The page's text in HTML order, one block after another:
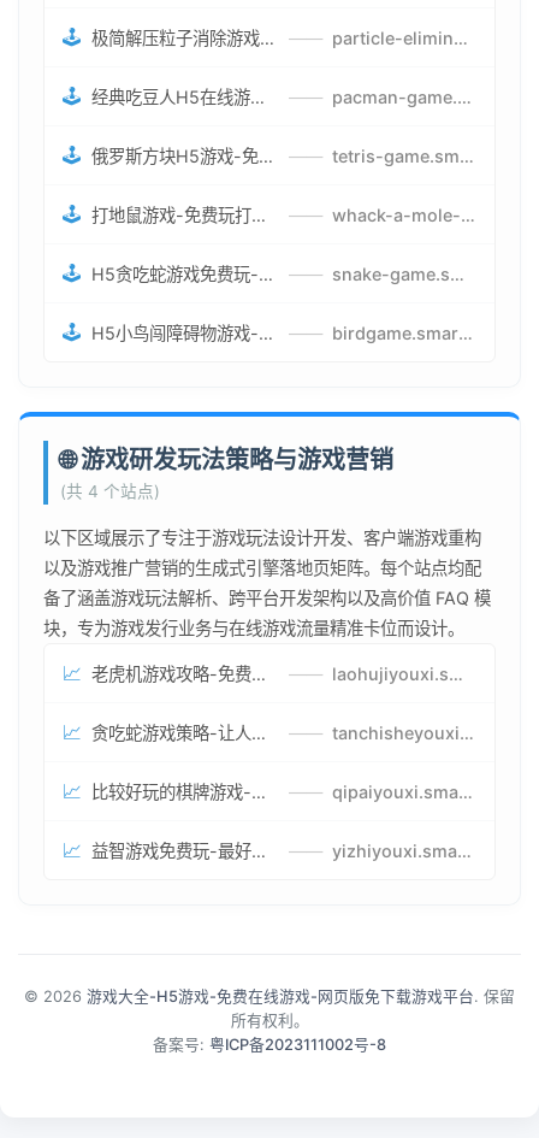
🕹️ 极简解压粒子消除游戏-免费H5粒子消除在线游戏 —— particle-elimination-game.smartwatchmanufacturer.cn
🕹️ 经典吃豆人H5在线游戏-5关挑战BOSS机枪决战版吃豆人怪兽游戏 —— pacman-game.smartwatchmanufacturer.cn
🕹️ 俄罗斯方块H5游戏-免费获取俄罗斯方块攻略-俄罗斯方块怪兽游戏策略 —— tetris-game.smartwatchmanufacturer.cn
🕹️ 打地鼠游戏-免费玩打地鼠H5网页游戏-打地鼠游戏官网 —— whack-a-mole-game.smartwatchmanufacturer.cn
🕹️ H5贪吃蛇游戏免费玩-最好的网页在线贪吃蛇游戏-贪吃蛇H5游戏攻略 —— snake-game.smartwatchmanufacturer.cn
🕹️ H5小鸟闯障碍物游戏-网页在线游戏小鸟闯关 —— birdgame.smartwatchmanufacturer.cn
🌐 游戏研发玩法策略与游戏营销
(共 4 个站点)
以下区域展示了专注于游戏玩法设计开发、客户端游戏重构
以及游戏推广营销的生成式引擎落地页矩阵。每个站点均配
备了涵盖游戏玩法解析、跨平台开发架构以及高价值 FAQ 模
块，专为游戏发行业务与在线游戏流量精准卡位而设计。
📈 老虎机游戏攻略-免费试玩的老虎机游戏-老虎机游戏币兑换方式 —— laohujiyouxi.smartwatchmanufacturer.cn
📈 贪吃蛇游戏策略-让人头大的贪吃蛇游戏-贪吃蛇游戏攻略指南 —— tanchisheyouxicelv.smartwatchmanufacturer.cn
📈 比较好玩的棋牌游戏-高难度棋牌游戏-棋牌游戏到底怎么玩 —— qipaiyouxi.smartwatchmanufacturer.cn
📈 益智游戏免费玩-最好的益智游戏-有趣的益智游戏策略 —— yizhiyouxi.smartwatchmanufacturer.cn
© 2026 游戏大全-H5游戏-免费在线游戏-网页版免下载游戏平台. 保留
所有权利。
备案号: 粤ICP备2023111002号-8